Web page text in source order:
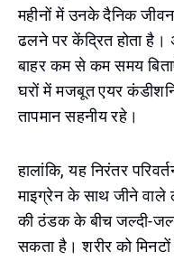
महीनों में उनके दैनिक
ढलने पर केंद्रित होता
बाहर कम से कम समय
घरों में मजबूत एयर
तापमान सहनीय रहे।
हालांकि, यह निरंतर
माइग्रेन के साथ जीने वाले
की ठंडक के बीच जल्दी-
सकता है। शरीर को